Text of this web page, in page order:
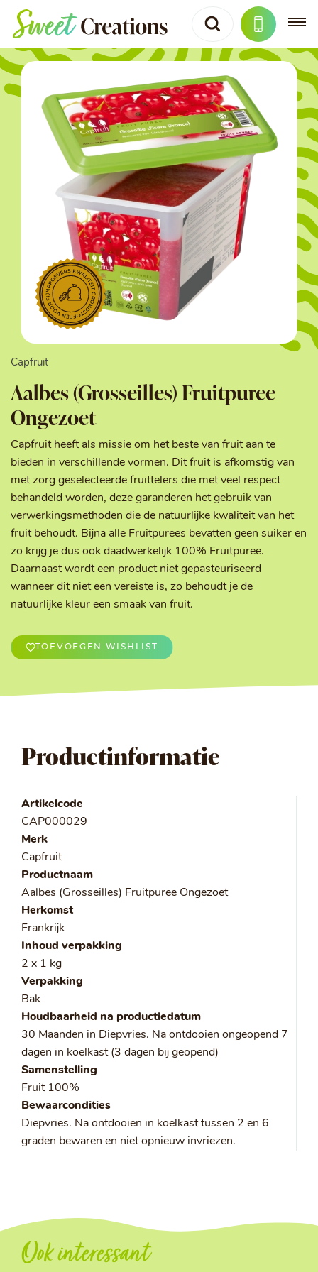
Capfruit
Aalbes (Grosseilles) Fruitpuree
Ongezoet
Capfruit heeft als missie om het beste van fruit aan te
bieden in verschillende vormen. Dit fruit is afkomstig van
met zorg geselecteerde fruittelers die met veel respect
behandeld worden, deze garanderen het gebruik van
verwerkingsmethoden die de natuurlijke kwaliteit van het
fruit behoudt. Bijna alle Fruitpurees bevatten geen suiker en
zo krijg je dus ook daadwerkelijk 100% Fruitpuree.
Daarnaast wordt een product niet gepasteuriseerd
wanneer dit niet een vereiste is, zo behoudt je de
natuurlijke kleur een smaak van fruit.
TOEVOEGEN WISHLIST
Productinformatie
Artikelcode
CAP000029
Merk
Capfruit
Productnaam
Aalbes (Grosseilles) Fruitpuree Ongezoet
Herkomst
Frankrijk
Inhoud verpakking
2 x 1 kg
Verpakking
Bak
Houdbaarheid na productiedatum
30 Maanden in Diepvries. Na ontdooien ongeopend 7
dagen in koelkast (3 dagen bij geopend)
Samenstelling
Fruit 100%
Bewaarcondities
Diepvries. Na ontdooien in koelkast tussen 2 en 6
graden bewaren en niet opnieuw invriezen.
Ook interessant